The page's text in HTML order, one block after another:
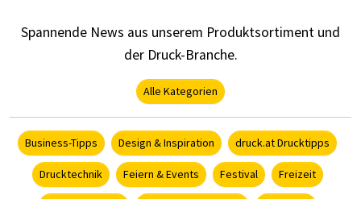
Spannende News aus unserem Produktsortiment und
der Druck-Branche.
Alle Kategorien
Business-Tipps Design & Inspiration druck.at Drucktipps
Drucktechnik Feiern & Events Festival Freizeit